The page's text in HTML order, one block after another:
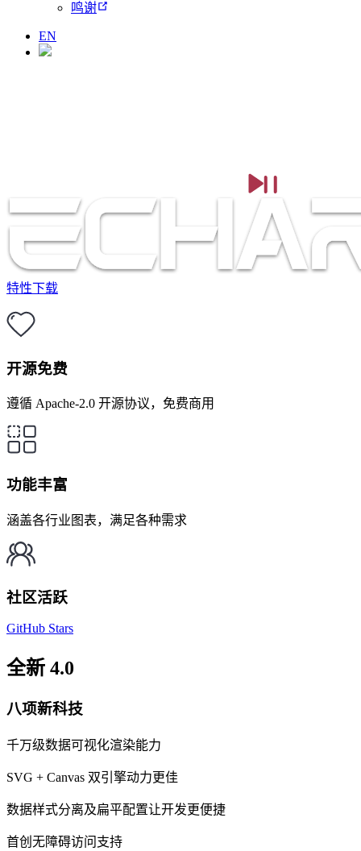
鸣谢
EN
特性下载
开源免费
遵循 Apache-2.0 开源协议，免费商用
功能丰富
涵盖各行业图表，满足各种需求
社区活跃
GitHub Stars
全新 4.0
八项新科技
千万级数据可视化渲染能力
SVG + Canvas 双引擎动力更佳
数据样式分离及扁平配置让开发更便捷
首创无障碍访问支持